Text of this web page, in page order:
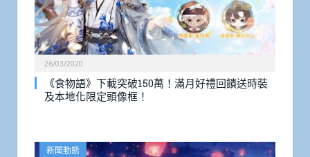
26/03/2020
《食物語》下載突破150萬！滿月好禮回饋送時裝
及本地化限定頭像框！
新聞動態